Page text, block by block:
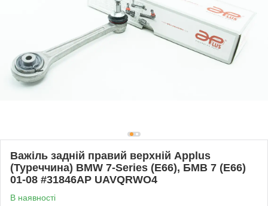
Важіль задній правий верхній Applus
(Туреччина) BMW 7-Series (E66), БМВ 7 (Е66)
01-08 #31846AP UAVQRWO4
В наявності